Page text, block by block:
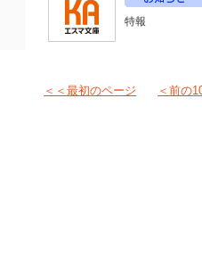
特報
＜＜最初のページ ＜前の